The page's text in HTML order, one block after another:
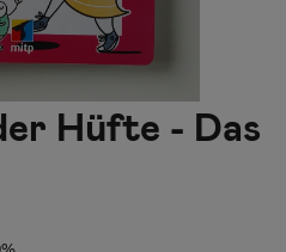
Hüfte - Das